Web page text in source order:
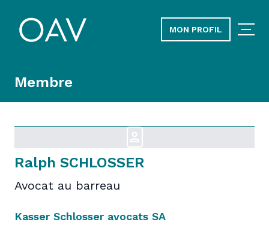
MON PROFIL
Membre
Ralph SCHLOSSER
Avocat au barreau
Kasser Schlosser avocats SA